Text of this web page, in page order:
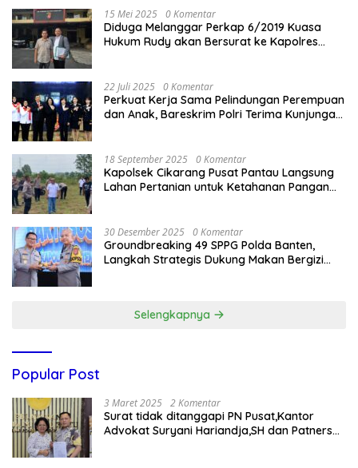
15 Mei 2025 0 Komentar
Diduga Melanggar Perkap 6/2019 Kuasa
Hukum Rudy akan Bersurat ke Kapolres
22 Juli 2025 0 Komentar
Perkuat Kerja Sama Pelindungan Perempuan
dan Anak, Bareskrim Polri Terima Kunjungan
18 September 2025 0 Komentar
Kapolsek Cikarang Pusat Pantau Langsung
Lahan Pertanian untuk Ketahanan Pangan
30 Desember 2025 0 Komentar
Groundbreaking 49 SPPG Polda Banten,
Langkah Strategis Dukung Makan Bergizi
Selengkapnya
Popular Post
3 Maret 2025 2 Komentar
Surat tidak ditanggapi PN Pusat,Kantor
Advokat Suryani Hariandja,SH dan Patners